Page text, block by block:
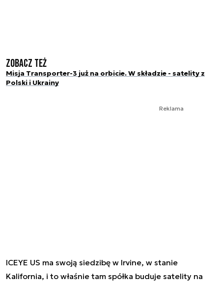
Zobacz też
Misja Transporter-3 już na orbicie. W składzie - satelity z
Polski i Ukrainy
Reklama
ICEYE US ma swoją siedzibę w Irvine, w stanie
Kalifornia, i to właśnie tam spółka buduje satelity na